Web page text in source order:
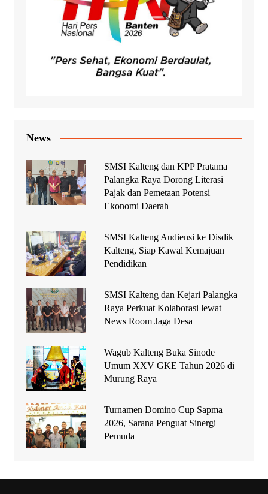
News
SMSI Kalteng dan KPP Pratama
Palangka Raya Dorong Literasi
Pajak dan Pemetaan Potensi
Ekonomi Daerah
SMSI Kalteng Audiensi ke Disdik
Kalteng, Siap Kawal Kemajuan
Pendidikan
SMSI Kalteng dan Kejari Palangka
Raya Perkuat Kolaborasi lewat
News Room Jaga Desa
Wagub Kalteng Buka Sinode
Umum XXV GKE Tahun 2026 di
Murung Raya
Turnamen Domino Cup Sapma
2026, Sarana Penguat Sinergi
Pemuda